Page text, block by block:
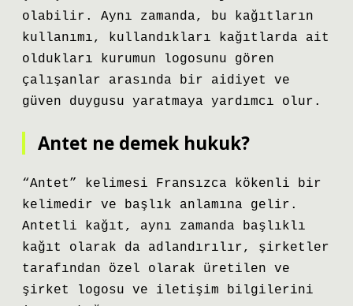
olabilir. Aynı zamanda, bu kağıtların
kullanımı, kullandıkları kağıtlarda ait
oldukları kurumun logosunu gören
çalışanlar arasında bir aidiyet ve
güven duygusu yaratmaya yardımcı olur.
Antet ne demek hukuk?
“Antet” kelimesi Fransızca kökenli bir
kelimedir ve başlık anlamına gelir.
Antetli kağıt, aynı zamanda başlıklı
kağıt olarak da adlandırılır, şirketler
tarafından özel olarak üretilen ve
şirket logosu ve iletişim bilgilerini